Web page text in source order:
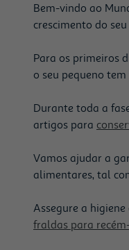
Bem-vindo ao
crescimento do
Para os primeiros
o seu pequeno
Durante toda a
artigos para
Vamos ajudar a
alimentares, tal
Assegure a
fraldas para